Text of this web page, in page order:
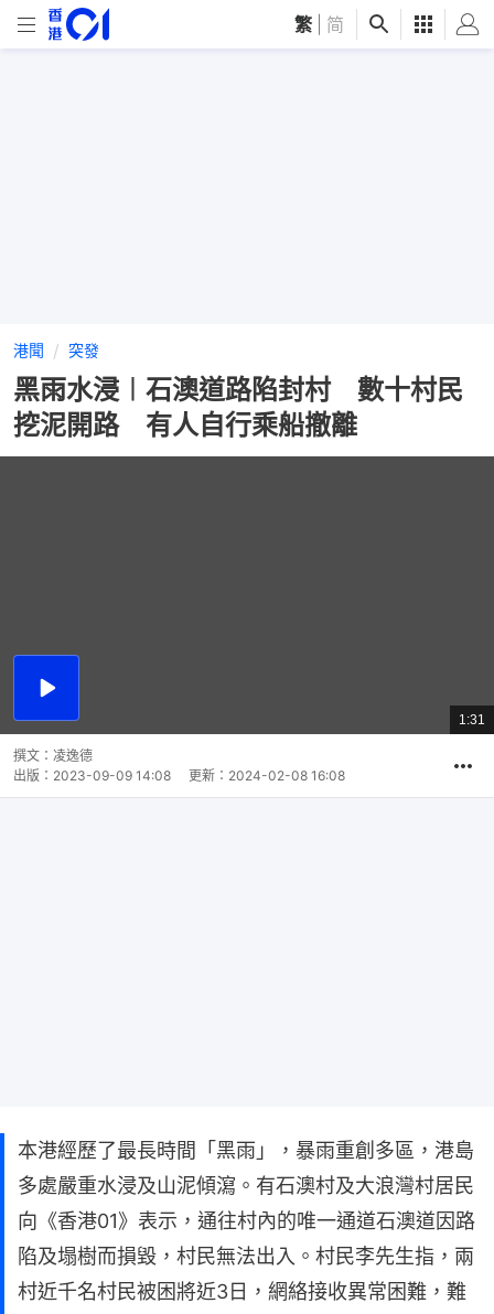
繁 简
港聞 突發
黑雨水浸︱石澳道路陷封村 數十村民
挖泥開路 有人自行乘船撤離
播
總
共
1:31
撰文： 凌逸德
出版： 2023-09-09 14:08 更新： 2024-02-08 16:08
本港經歷了最長時間「黑雨」，暴雨重創多區，港島
多處嚴重水浸及山泥傾瀉。有石澳村及大浪灣村居民
向《香港01》表示，通往村內的唯一通道石澳道因路
陷及塌樹而損毀，村民無法出入。村民李先生指，兩
村近千名村民被困將近3日，網絡接收異常困難，難